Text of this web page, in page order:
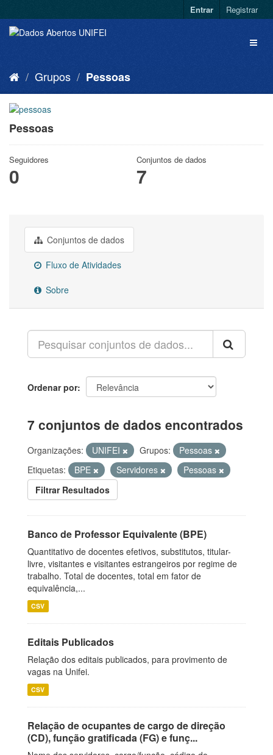
Entrar Registrar
Grupos Pessoas
Pessoas
Seguidores
0
Conjuntos de dados
7
Conjuntos de dados
Fluxo de Atividades
Sobre
Ordenar por
7 conjuntos de dados encontrados
Organizações: UNIFEI Grupos:
Pessoas
Etiquetas:
BPE Servidores
Pessoas
Filtrar Resultados
Banco de Professor Equivalente (BPE)
Quantitativo de docentes efetivos, substitutos, titular-
livre, visitantes e visitantes estrangeiros por regime de
trabalho. Total de docentes, total em fator de
equivalência,...
CSV
Editais Publicados
Relação dos editais publicados, para provimento de
vagas na Unifei.
CSV
Relação de ocupantes de cargo de direção
(CD), função gratificada (FG) e funç...